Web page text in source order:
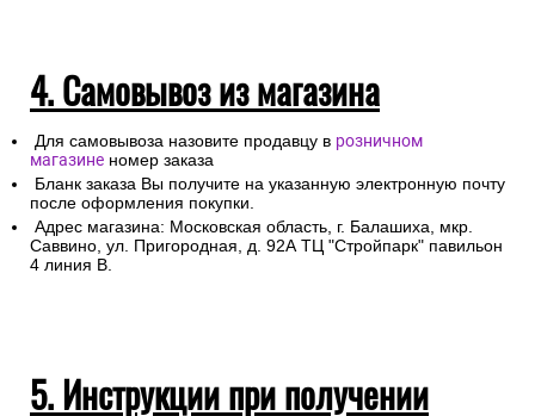
4. Самовывоз из магазина
Для самовывоза назовите продавцу в
магазиненомер заказа
Бланк заказа Вы получите на указанную электронную почту
после оформления покупки.